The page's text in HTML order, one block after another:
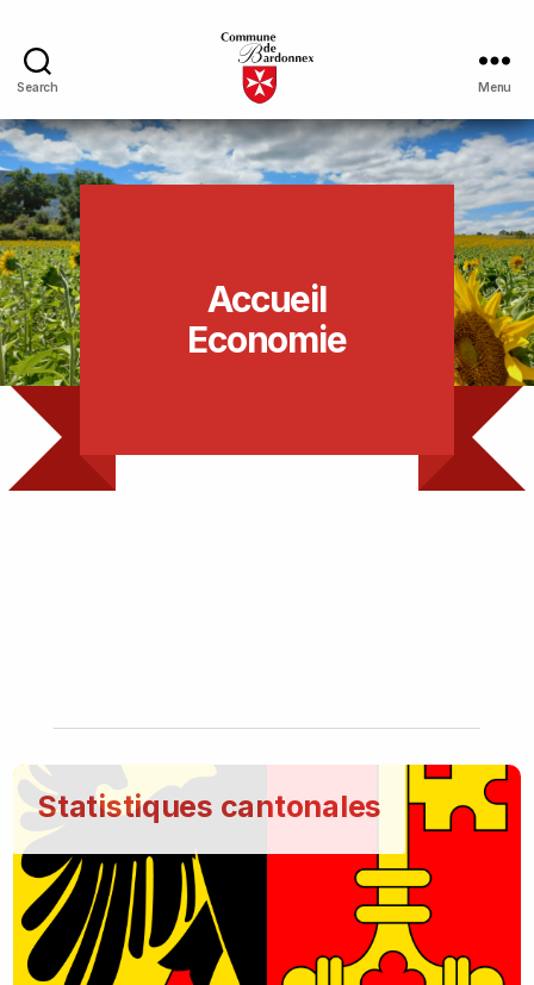
Search Menu
Accueil
Economie
Statistiques cantonales